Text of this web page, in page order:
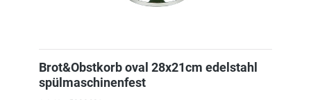
Brot&Obstkorb oval 28x21cm edelstahl
spülmaschinenfest